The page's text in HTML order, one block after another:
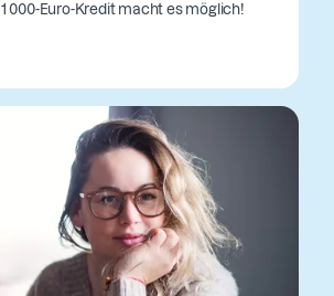
000-Euro-Kredit macht es möglich!